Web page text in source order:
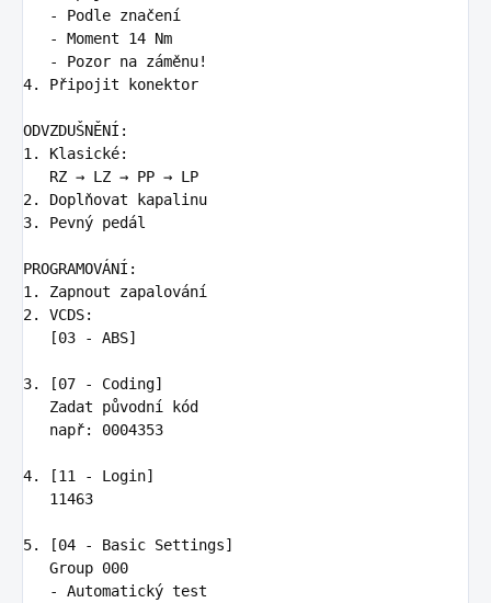
   -
   -
   -
4.
Připojit konektor
1.
Klasické:
2.
3.
Pevný pedál
1.
2.
VCDS:
   [03 - ABS]
3.
[07 - Coding]
   Zadat původní kód
   např: 0004353
4.
[11 - Login]
   11463
5.
[04 - Basic Settings]
   -